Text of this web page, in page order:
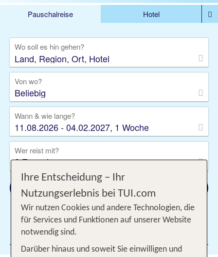
Pauschalreise
Hotel
Kreuzfahrten
Rundreisen
Privattransfer
Zusatzleistungen
Wo soll es hin gehen?
Von wo?
Beliebig
Wann & wie lange?
11.08.2026 - 04.02.2027, 1 Woche
Wer reist mit?
2 Erwachsene
Suchen
1 Filter hinzugefügt
Ihre Entscheidung – Ihr
Nutzungserlebnis bei TUI.com
Wir nutzen Cookies und andere Technologien, die
für Services und Funktionen auf unserer Website
notwendig sind.
Darüber hinaus und soweit Sie einwilligen und